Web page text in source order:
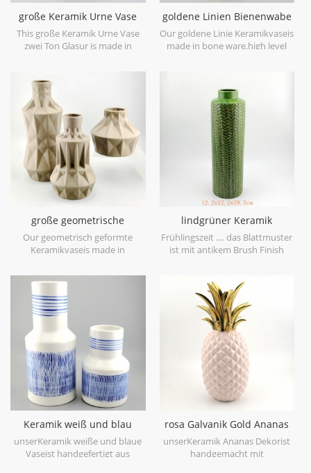
große Keramik Urne Vase
zwei Ton Glasur
This große Keramik Urne Vase
zwei Ton Glasur is made in
material to present two tone
colors,it is hand crafted so the
color is variance,two size
options with 19.7''h and 16.7''h.
goldene Linien Bienenwabe
keramische weiße Vase
Our goldene Linie Keramikvaseis
made in bone ware,high level
große geometrische
Keramikvase braun 3er Set
Our geometrisch geformte
Keramikvaseis made in
material in geometric shapes,it is
hand-crafted with three sizes
assorted,very nice fit with your
modern furniture.
lindgrüner Keramik
Vasenblatt Patten
Frühlingszeit .... das Blattmuster
ist mit antikem Brush Finish
ist aus Feinsteinzeug in China
gefertigt, bekommen mehr
Frühlingsstimmung versuchen
Sie dieslindgrüne Keramikvase.
Keramik weiß und blau
Tischvase Hand malen
unserKeramik weiße und blaue
Vaseist handgefertigt aus
rosa Galvanik Gold Ananas
Figur Haus Deko
unserKeramik Ananas Dekorist
handgemacht mit